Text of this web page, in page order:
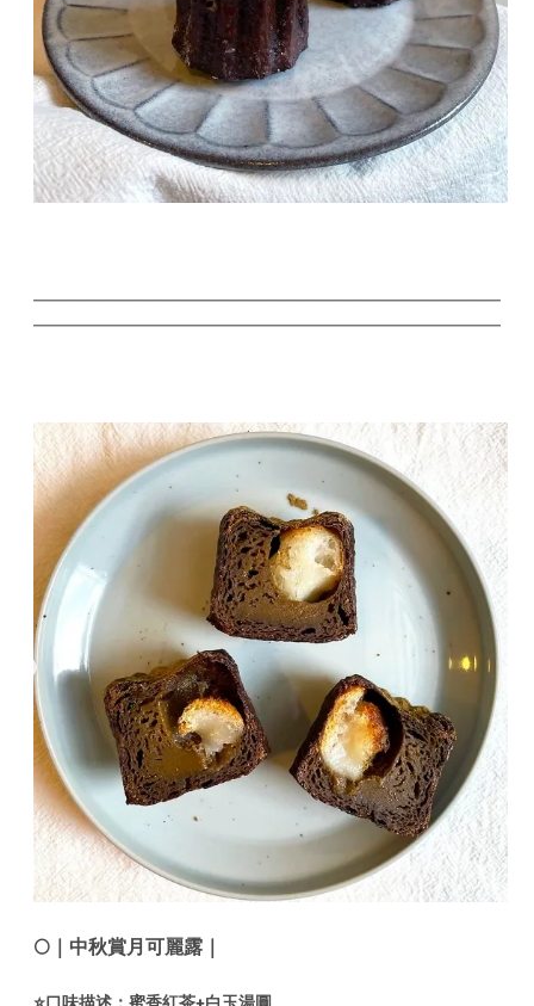
————————————————————————————
————————————————————————————
🌕｜中秋賞月可麗露｜
⭐️口味描述：蜜香紅茶+白玉湯圓